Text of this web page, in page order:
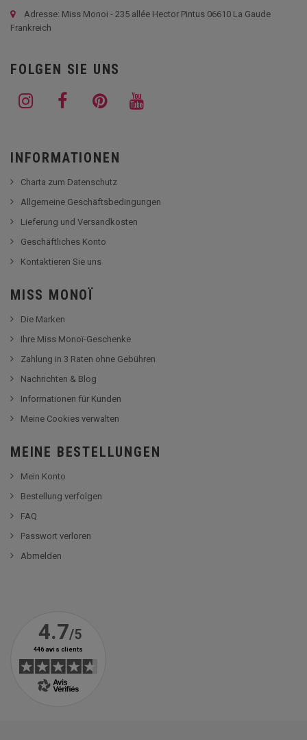
Adresse: Miss Monoi - 235 allée Hector Pintus 06610 La Gaude
Frankreich
FOLGEN SIE UNS
INFORMATIONEN
Charta zum Datenschutz
Allgemeine Geschäftsbedingungen
Lieferung und Versandkosten
Geschäftliches Konto
Kontaktieren Sie uns
MISS MONOÏ
Die Marken
Ihre Miss Monoï-Geschenke
Zahlung in 3 Raten ohne Gebühren
Nachrichten & Blog
Informationen für Kunden
Meine Cookies verwalten
MEINE BESTELLUNGEN
Mein Konto
Bestellung verfolgen
FAQ
Passwort verloren
Abmelden